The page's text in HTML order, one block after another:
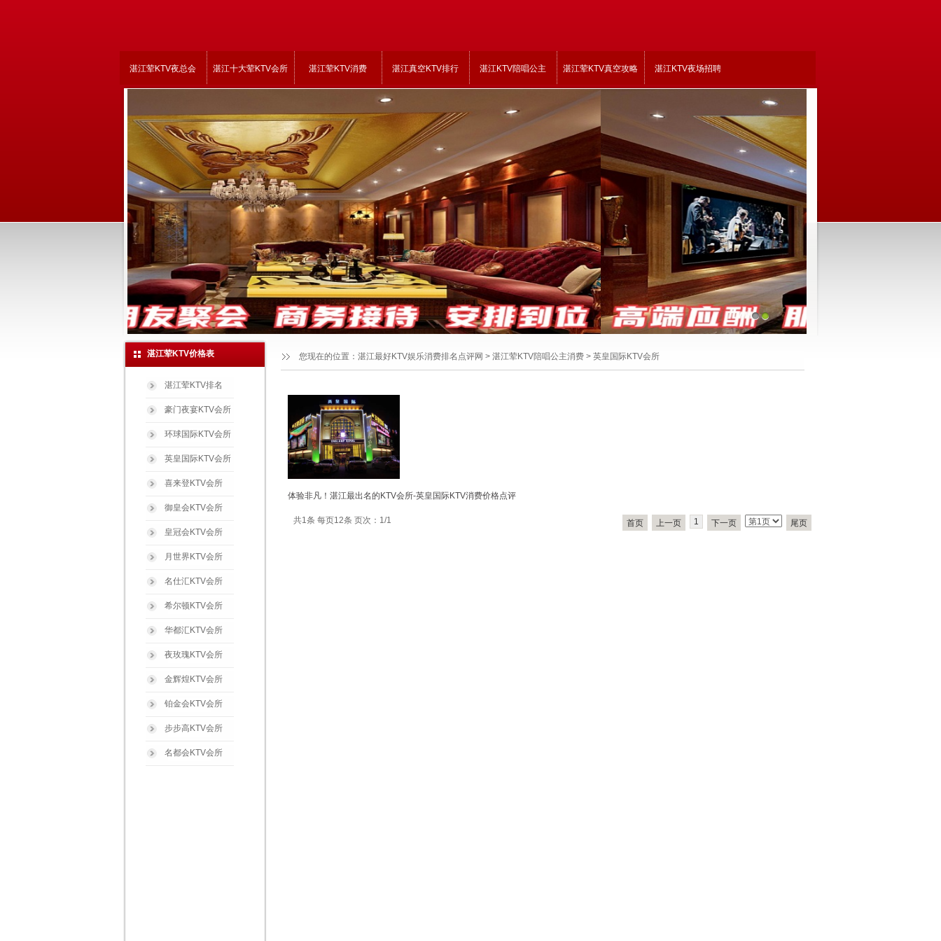
1 2
湛江荤KTV夜总会 湛江十大荤KTV会所 湛江荤KTV消费 湛江真空KTV排行 湛江KTV陪唱公主 湛江荤KTV真空攻略 湛江KTV夜场招聘
湛江荤KTV价格表
湛江荤KTV排名
豪门夜宴KTV会所
环球国际KTV会所
英皇国际KTV会所
喜来登KTV会所
御皇会KTV会所
皇冠会KTV会所
月世界KTV会所
名仕汇KTV会所
希尔顿KTV会所
华都汇KTV会所
夜玫瑰KTV会所
金辉煌KTV会所
铂金会KTV会所
步步高KTV会所
名都会KTV会所
体验非凡！湛江最出名的KTV会所-英皇国际KTV消费价格点评
共1条 每页12条 页次：1/1 首页 上一页 1 下一页 尾页
您现在的位置： 湛江最好KTV娱乐消费排名点评网 > 湛江荤KTV陪唱公主消费 > 英皇国际KTV会所